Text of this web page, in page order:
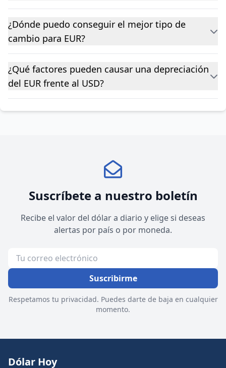
¿Dónde puedo conseguir el mejor tipo de
cambio para EUR?
¿Qué factores pueden causar una depreciación
del EUR frente al USD?
Suscríbete a nuestro boletín
Recibe el valor del dólar a diario y elige si deseas
alertas por país o por moneda.
Suscribirme
Respetamos tu privacidad. Puedes darte de baja en cualquier
momento.
Dólar Hoy